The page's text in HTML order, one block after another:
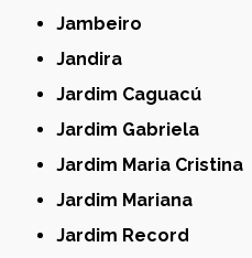
Jambeiro
Jandira
Jardim Caguacú
Jardim Gabriela
Jardim Maria Cristina
Jardim Mariana
Jardim Record